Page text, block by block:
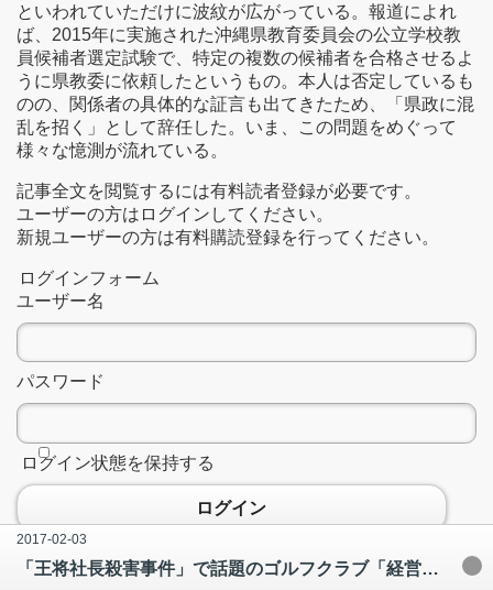
といわれていただけに波紋が広がっている。報道によれ
ば、2015年に実施された沖縄県教育委員会の公立学校教
員候補者選定試験で、特定の複数の候補者を合格させるよ
うに県教委に依頼したというもの。本人は否定しているも
のの、関係者の具体的な証言も出てきたため、「県政に混
乱を招く」として辞任した。いま、この問題をめぐって
様々な憶測が流れている。
記事全文を閲覧するには有料読者登録が必要です。
ユーザーの方はログインしてください。
新規ユーザーの方は有料購読登録を行ってください。
ログインフォーム
ユーザー名
パスワード
ログイン状態を保持する
ログイン
2017-02-03
「王将社長殺害事件」で話題のゴルフクラブ「経営会社」の難題